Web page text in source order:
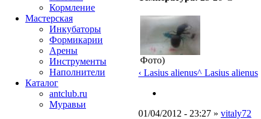
Фото)
‹ Lasius alienus^ Lasius alienus
01/04/2012 - 23:27 » vitaly72
Кормление
Мастерская
Инкубаторы
Формикарии
Арены
Инструменты
Наполнители
Каталог
antclub.ru
Муравьи